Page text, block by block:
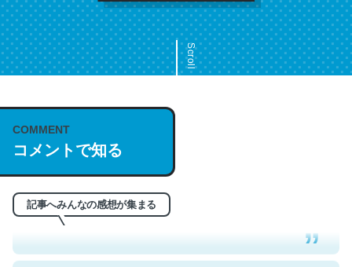
Scroll
COMMENT
コメントで知る
記事へみんなの感想が集まる
これは名文。彼はとてもクレバーなんだろうなと凄く思
う。英語少しでも読める人は原文もお勧め。自分はこの流
れ好き。Let’s Fucking Go. Then Covid hit. Shit.
─今のこの状況が信じられるかい？ by ラーズ・ヌートバー